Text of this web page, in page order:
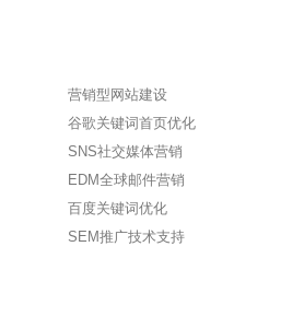
营销型网站建设
谷歌关键词首页优化
SNS社交媒体营销
EDM全球邮件营销
百度关键词优化
SEM推广技术支持